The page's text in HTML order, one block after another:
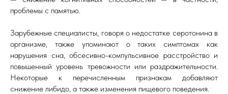
проблемы с памятью.
Зарубежные специалисты, говоря о недостатке серотонина в
организме, также упоминают о таких симптомах как
нарушения сна, обсесивно-компульсивное расстройство и
повышенный уровень тревожности или раздражительности.
Некоторые к перечисленным признакам добавляют
снижение либидо, а также изменения пищевого поведения.